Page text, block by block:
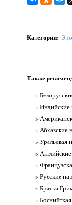
Категории:
Также
»
»
»
» Абхазские
» Уральская
»
»
» Русские
» Братья
»